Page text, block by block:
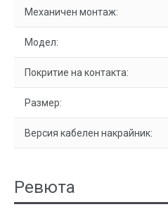
Механичен монтаж:
Модел:
Покритие на контакта:
Размер:
Версия кабелен накрайник:
Ревюта